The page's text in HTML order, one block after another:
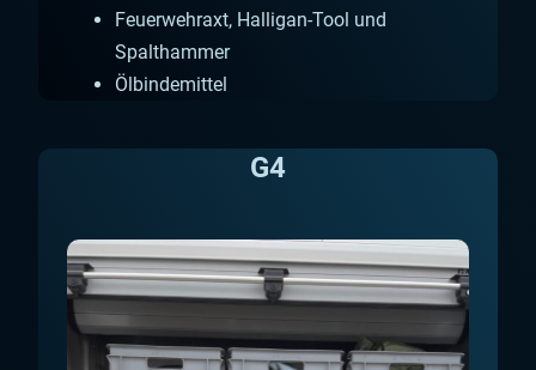
Feuerwehraxt, Halligan-Tool und
Spalthammer
Ölbindemittel
G4